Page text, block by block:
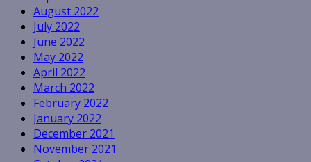
August 2022
July 2022
June 2022
May 2022
April 2022
March 2022
February 2022
January 2022
December 2021
November 2021